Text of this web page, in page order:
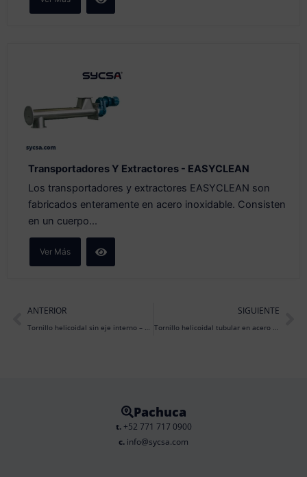
Transportadores Y Extractores - EASYCLEAN
Los transportadores y extractores EASYCLEAN son
fabricados enteramente en acero inoxidable. Consisten
en un cuerpo...
Ver Más
Prev
ANTERIOR
Tornillo helicoidal sin eje interno – SSC
SIGUIENTE
Tornillo helicoidal tubular en acero inoxidable – TX
Pachuca
t.+52 771 717 0900
c. info@sycsa.com